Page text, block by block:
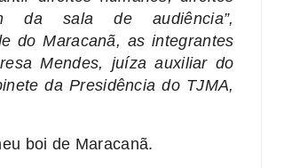
da sala de audiência”,
do Maracanã, as integrantes
Mendes, juíza auxiliar do
da Presidência do TJMA,
boi de Maracanã.